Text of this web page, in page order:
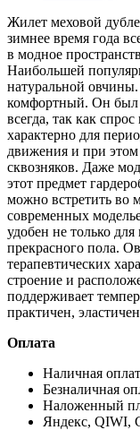
Жилет меховой
зимнее время года
в модное
Наибольшей
натуральной
комфортный. Он был
всегда, так как
характерно для
движения и при этом
сквозняков. Даже
этот предмет
можно встретить во
современных
удобен не только
прекрасного пола.
терапевтических
строение и
поддерживает
практичен,
Оплата
Наличная
Безналичная
Наложенный
Яндекс, QIWI,